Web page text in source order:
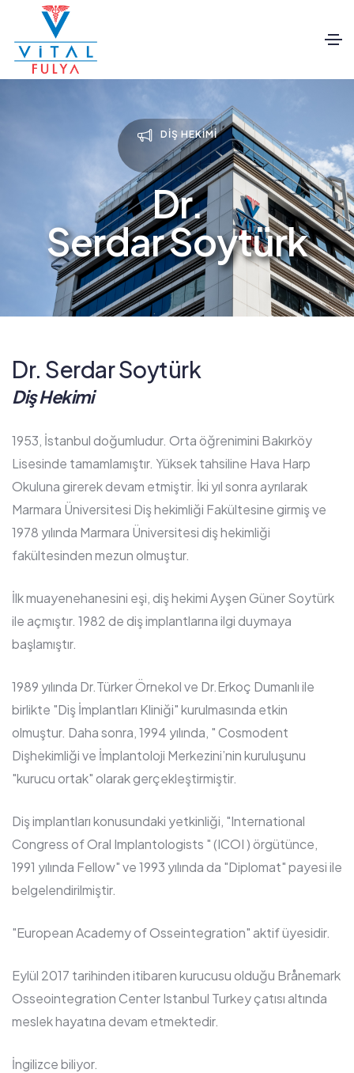
DIŞ HEKIMI
Dr.
Serdar Soytürk
Dr. Serdar Soytürk
Diş Hekimi
1953, İstanbul doğumludur. Orta öğrenimini Bakırköy
Lisesinde tamamlamıştır. Yüksek tahsiline Hava Harp
Okuluna girerek devam etmiştir. İki yıl sonra ayrılarak
Marmara Üniversitesi Diş hekimliği Fakültesine girmiş ve
1978 yılında Marmara Üniversitesi diş hekimliği
fakültesinden mezun olmuştur.
İlk muayenehanesini eşi, diş hekimi Ayşen Güner Soytürk
ile açmıştır. 1982 de diş implantlarına ilgi duymaya
başlamıştır.
1989 yılında Dr.Türker Örnekol ve Dr.Erkoç Dumanlı ile
birlikte "Diş İmplantları Kliniği" kurulmasında etkin
olmuştur. Daha sonra, 1994 yılında, " Cosmodent
Dişhekimliği ve İmplantoloji Merkezini’nin kuruluşunu
"kurucu ortak" olarak gerçekleştirmiştir.
Diş implantları konusundaki yetkinliği, "International
Congress of Oral Implantologists " (ICOI ) örgütünce,
1991 yılında Fellow" ve 1993 yılında da "Diplomat" payesi ile
belgelendirilmiştir.
"European Academy of Osseintegration" aktif üyesidir.
Eylül 2017 tarihinden itibaren kurucusu olduğu Brånemark
Osseointegration Center Istanbul Turkey çatısı altında
meslek hayatına devam etmektedir.
İngilizce biliyor.